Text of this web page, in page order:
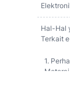
Hal-Hal
Terkait
1.
Meterai